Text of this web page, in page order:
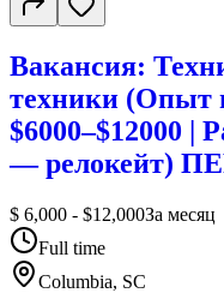
Вакансия:
техники (Опыт
$6000–$12000 |
— релокейт)
$ 6,000 - $12,000За месяц
Full time
Columbia, SC